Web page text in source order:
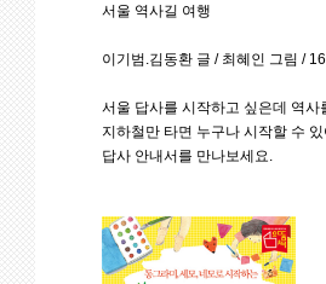
서울 역사길 여행
이기범.김동환 글 / 최혜인 그림 /
서울 답사를 시작하고 싶은데 역
지하철만 타면 누구나 시작할 수
답사 안내서를 만나보세요.